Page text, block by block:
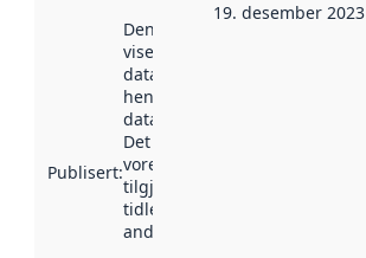
Publisert:
Denne datoen
viser når
datasettet vart
henta inn av
data.norge.no.
Det kan ha
vore
tilgjengeleg
tidlegare
andre stader.
19. desember 2023